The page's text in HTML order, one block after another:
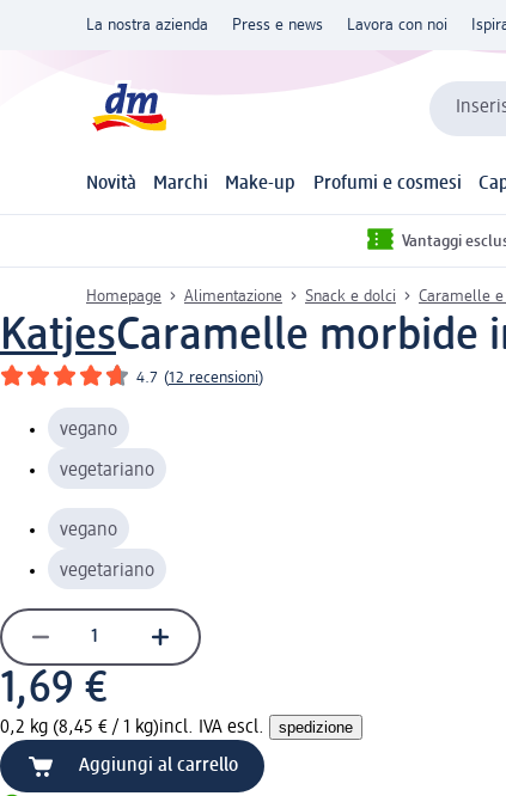
La nostra azienda Press e news Lavora con noi
Novità Marchi Make-up Profumi e cosmesi
Vantaggi
Homepage Alimentazione Snack e dolci Caramelle
KatjesCaramelle morbide
4.7 (12 recensioni)
vegano
vegetariano
vegano
vegetariano
1,69 €
0,2 kg (8,45 € / 1 kg)incl. IVA escl. spedizione
Aggiungi al carrello